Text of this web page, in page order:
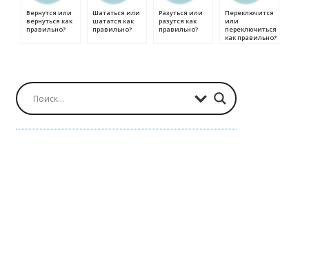
Вернутся или
вернуться как
правильно?
Шататься или
шататся как
правильно?
Разуться или
разутся как
правильно?
Переключится
или
переключиться
как правильно?